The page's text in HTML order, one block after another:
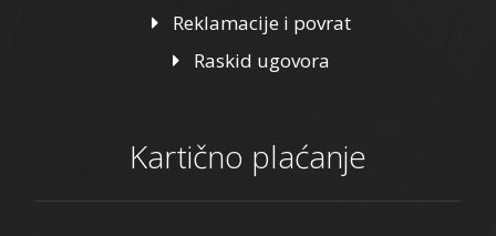
Reklamacije i povrat
Raskid ugovora
Kartično plaćanje